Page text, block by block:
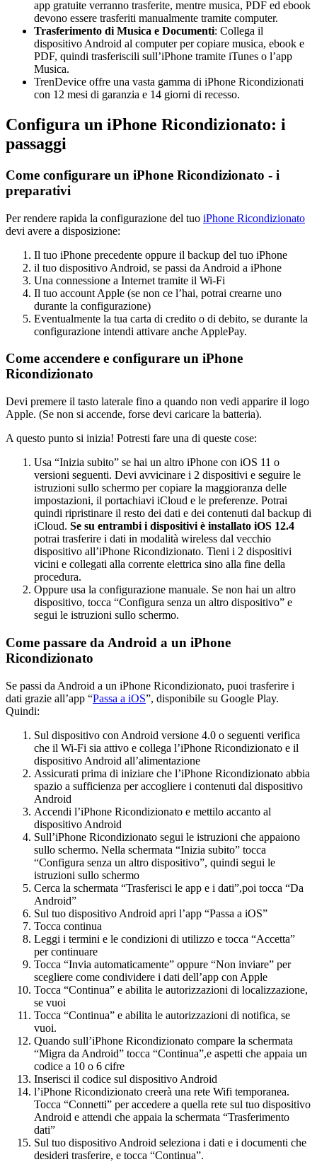
app gratuite verranno trasferite, mentre musica, PDF ed ebook
devono essere trasferiti manualmente tramite computer.
Trasferimento di Musica e Documenti: Collega il
dispositivo Android al computer per copiare musica, ebook e
PDF, quindi trasferiscili sull’iPhone tramite iTunes o l’app
Musica.
TrenDevice offre una vasta gamma di iPhone Ricondizionati
con 12 mesi di garanzia e 14 giorni di recesso.
Configura un iPhone Ricondizionato: i
passaggi
Come configurare un iPhone Ricondizionato - i
preparativi
Per rendere rapida la configurazione del tuo iPhone Ricondizionato
devi avere a disposizione:
Il tuo iPhone precedente oppure il backup del tuo iPhone
il tuo dispositivo Android, se passi da Android a iPhone
Una connessione a Internet tramite il Wi-Fi
Il tuo account Apple (se non ce l’hai, potrai crearne uno
durante la configurazione)
Eventualmente la tua carta di credito o di debito, se durante la
configurazione intendi attivare anche ApplePay.
Come accendere e configurare un iPhone
Ricondizionato
Devi premere il tasto laterale fino a quando non vedi apparire il logo
Apple. (Se non si accende, forse devi caricare la batteria).
A questo punto si inizia! Potresti fare una di queste cose:
Usa “Inizia subito” se hai un altro iPhone con iOS 11 o
versioni seguenti. Devi avvicinare i 2 dispositivi e seguire le
istruzioni sullo schermo per copiare la maggioranza delle
impostazioni, il portachiavi iCloud e le preferenze. Potrai
quindi ripristinare il resto dei dati e dei contenuti dal backup di
iCloud. Se su entrambi i dispositivi è installato iOS 12.4
potrai trasferire i dati in modalità wireless dal vecchio
dispositivo all’iPhone Ricondizionato. Tieni i 2 dispositivi
vicini e collegati alla corrente elettrica sino alla fine della
procedura.
Oppure usa la configurazione manuale. Se non hai un altro
dispositivo, tocca “Configura senza un altro dispositivo” e
segui le istruzioni sullo schermo.
Come passare da Android a un iPhone
Ricondizionato
Se passi da Android a un iPhone Ricondizionato, puoi trasferire i
dati grazie all’app “Passa a iOS”, disponibile su Google Play.
Quindi:
Sul dispositivo con Android versione 4.0 o seguenti verifica
che il Wi-Fi sia attivo e collega l’iPhone Ricondizionato e il
dispositivo Android all’alimentazione
Assicurati prima di iniziare che l’iPhone Ricondizionato abbia
spazio a sufficienza per accogliere i contenuti dal dispositivo
Android
Accendi l’iPhone Ricondizionato e mettilo accanto al
dispositivo Android
Sull’iPhone Ricondizionato segui le istruzioni che appaiono
sullo schermo. Nella schermata “Inizia subito” tocca
“Configura senza un altro dispositivo”, quindi segui le
istruzioni sullo schermo
Cerca la schermata “Trasferisci le app e i dati”,poi tocca “Da
Android”
Sul tuo dispositivo Android apri l’app “Passa a iOS”
Tocca continua
Leggi i termini e le condizioni di utilizzo e tocca “Accetta”
per continuare
Tocca “Invia automaticamente” oppure “Non inviare” per
scegliere come condividere i dati dell’app con Apple
Tocca “Continua” e abilita le autorizzazioni di localizzazione,
se vuoi
Tocca “Continua” e abilita le autorizzazioni di notifica, se
vuoi.
Quando sull’iPhone Ricondizionato compare la schermata
“Migra da Android” tocca “Continua”,e aspetti che appaia un
codice a 10 o 6 cifre
Inserisci il codice sul dispositivo Android
l’iPhone Ricondizionato creerà una rete Wifi temporanea.
Tocca “Connetti” per accedere a quella rete sul tuo dispositivo
Android e attendi che appaia la schermata “Trasferimento
dati”
Sul tuo dispositivo Android seleziona i dati e i documenti che
desideri trasferire, e tocca “Continua”.